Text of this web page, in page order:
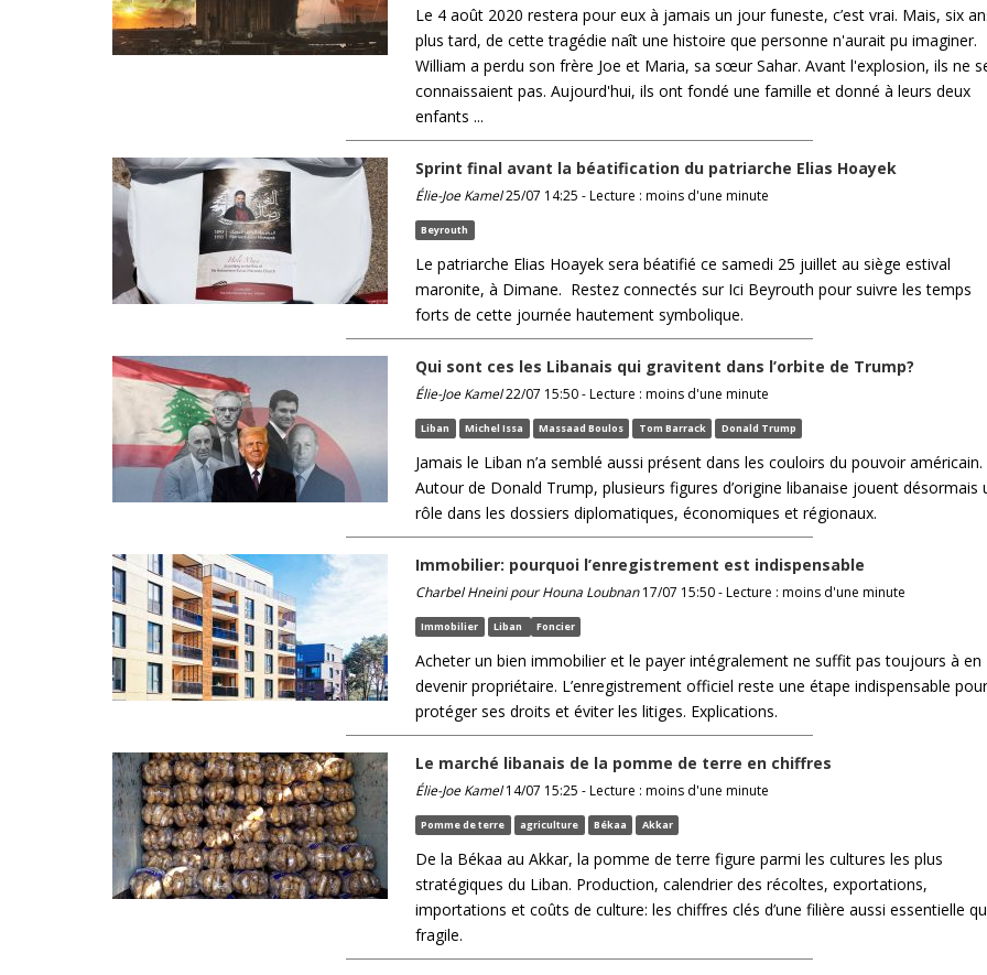
Le 4 août 2020 restera pour eux à jamais un jour funeste, c’est vrai. Mais, six
plus tard, de cette tragédie naît une histoire que personne n'aurait pu imaginer.
William a perdu son frère Joe et Maria, sa sœur Sahar. Avant l'explosion, ils ne
connaissaient pas. Aujourd'hui, ils ont fondé une famille et donné à leurs deux
enfants ...
Sprint final avant la béatification du patriarche Elias Hoayek
Élie-Joe Kamel25/07 14:25 - Lecture : moins d'une minute
Beyrouth
Le patriarche Elias Hoayek sera béatifié ce samedi 25 juillet au siège estival
maronite, à Dimane. Restez connectés sur Ici Beyrouth pour suivre les temps
forts de cette journée hautement symbolique.
Qui sont ces les Libanais qui gravitent dans l’orbite de Trump?
Élie-Joe Kamel22/07 15:50 - Lecture : moins d'une minute
Liban Michel Issa Massaad Boulos Tom Barrack Donald Trump
Jamais le Liban n’a semblé aussi présent dans les couloirs du pouvoir américain.
Autour de Donald Trump, plusieurs figures d’origine libanaise jouent désormais
rôle dans les dossiers diplomatiques, économiques et régionaux.
Immobilier: pourquoi l’enregistrement est indispensable
Charbel Hneini pour Houna Loubnan17/07 15:50 - Lecture : moins d'une minute
Immobilier Liban Foncier
Acheter un bien immobilier et le payer intégralement ne suffit pas toujours à en
devenir propriétaire. L’enregistrement officiel reste une étape indispensable pour
protéger ses droits et éviter les litiges. Explications.
Le marché libanais de la pomme de terre en chiffres
Élie-Joe Kamel14/07 15:25 - Lecture : moins d'une minute
Pomme de terre agriculture Békaa Akkar
De la Békaa au Akkar, la pomme de terre figure parmi les cultures les plus
stratégiques du Liban. Production, calendrier des récoltes, exportations,
importations et coûts de culture: les chiffres clés d’une filière aussi essentielle
fragile.